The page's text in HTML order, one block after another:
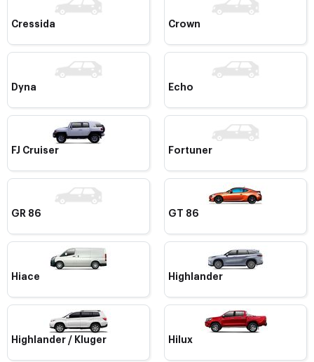
Cressida Crown
Dyna Echo
FJ Cruiser Fortuner
GR 86 GT 86
Hiace Highlander
Highlander / Kluger Hilux